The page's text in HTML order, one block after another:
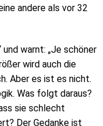
andere als vor 32
und warnt: „Je schöner
wird auch die
Aber es ist es nicht.
Was folgt daraus?
sie schlecht
Der Gedanke ist